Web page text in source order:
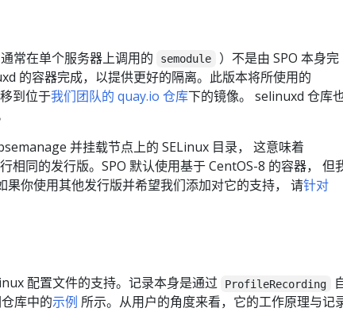
常在单个服务器上调用的 semodule
）不是由 SPO 本身完
的容器完成，以提供更好的隔离。此版本将所使用的
到位于我们团队的 quay.io 仓库下的镜像。 selinuxd 仓库
并挂载节点上的 SELinux 目录， 这意味着
相同的发行版。SPO 默认使用基于 CentOS-8 的容器， 但
果你使用其他发行版并希望我们添加对它的支持， 请针对
配置文件的支持。记录本身是通过 ProfileRecording
库中的示例 所示。从用户的角度来看，它的工作原理与记